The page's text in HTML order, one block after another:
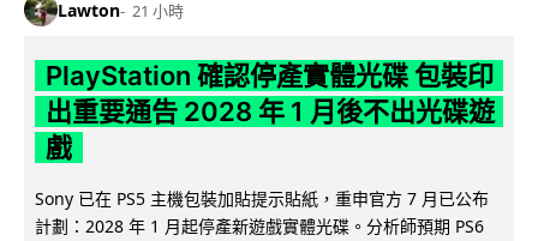
Lawton 21 小時
PlayStation 確認停產實體光碟 包裝印
出重要通告 2028 年 1 月後不出光碟遊
戲
Sony 已在 PS5 主機包裝加貼提示貼紙，重申官方 7 月已公布
計劃：2028 年 1 月起停產新遊戲實體光碟。分析師預期 PS6